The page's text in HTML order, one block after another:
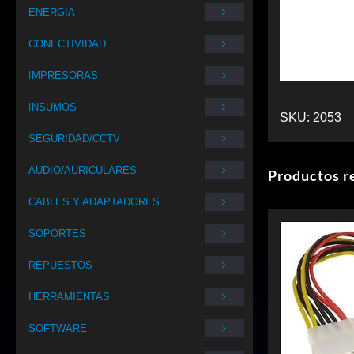
ENERGIA
CONECTIVIDAD
IMPRESORAS
INSUMOS
SEGURIDAD/CCTV
AUDIO/AURICULARES
CABLES Y ADAPTADORES
SOPORTES
REPUESTOS
HERRAMIENTAS
SOFTWARE
SKU: 2053
Productos